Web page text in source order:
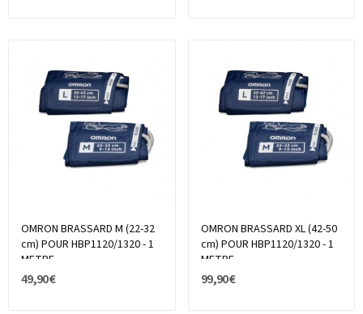
OMRON BRASSARD M (22-32
cm) POUR HBP1120/1320 - 1
METRE
49,90 €
OMRON BRASSARD XL (42-50
cm) POUR HBP1120/1320 - 1
METRE
99,90 €